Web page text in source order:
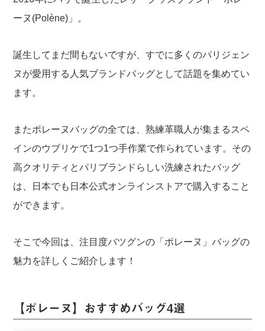
ーヌ(Polène)」。
誕生してまだ間もないですが、すでに多くのパリジェン
ヌが愛用する人気ブランドバッグとして話題を集めてい
ます。
またポレーヌバッグの全ては、熟練革職人が集まるスペ
インのウブリケで1つ1つ手作業で作られています。その
高クオリティとパリブランドらしい洗練されたバッグ
は、日本でも日本公式オンラインストアで購入すること
ができます。
そこで今回は、注目度バツグンの「ポレーヌ」バッグの
魅力を詳しくご紹介します！
【ポレーヌ】おすすめバッグ4選